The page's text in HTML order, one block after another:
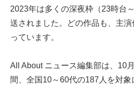
2023年は多くの深夜枠（23時台
送されました。どの作品も、主
っています。
All About ニュース編集部は、10
間、全国10～60代の187人を対